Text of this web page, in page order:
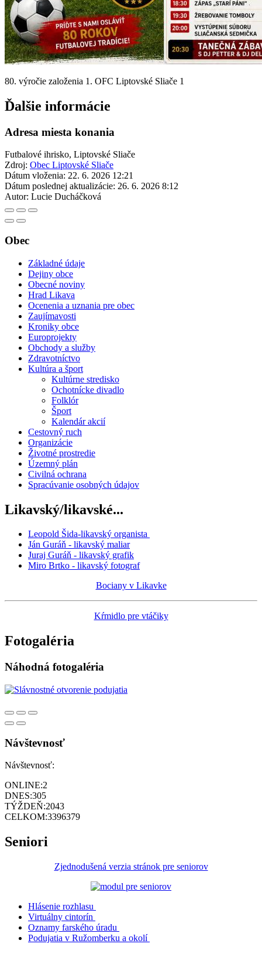
80. výročie založenia 1. OFC Liptovské Sliače 1
Ďalšie informácie
Adresa miesta konania
Futbalové ihrisko, Liptovské Sliače
Zdroj: Obec Liptovské Sliače
Dátum vloženia: 22. 6. 2026 12:21
Dátum poslednej aktualizácie: 26. 6. 2026 8:12
Autor: Lucie Ducháčková
Obec
Základné údaje
Dejiny obce
Obecné noviny
Hrad Likava
Ocenenia a uznania pre obec
Zaujímavosti
Kroniky obce
Europrojekty
Obchody a služby
Zdravotníctvo
Kultúra a šport
Kultúrne stredisko
Ochotnícke divadlo
Folklór
Šport
Kalendár akcií
Cestovný ruch
Organizácie
Životné prostredie
Územný plán
Civilná ochrana
Spracúvanie osobných údajov
Likavský/likavské...
Leopold Šida-likavský organista
Ján Guráň - likavský maliar
Juraj Guráň - likavský grafik
Miro Brtko - likavský fotograf
Bociany v Likavke
Kŕmidlo pre vtáčiky
Fotogaléria
Náhodná fotogaléria
Návštevnosť
Návštevnosť:
ONLINE:2
DNES:305
TÝŽDEŇ:2043
CELKOM:3396379
Seniori
Zjednodušená verzia stránok pre seniorov
Hlásenie rozhlasu
Virtuálny cintorín
Oznamy farského úradu
Podujatia v Ružomberku a okolí